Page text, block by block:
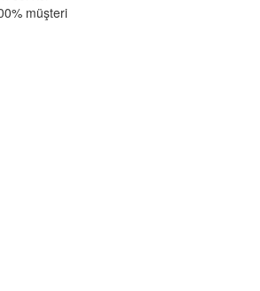
müşteri